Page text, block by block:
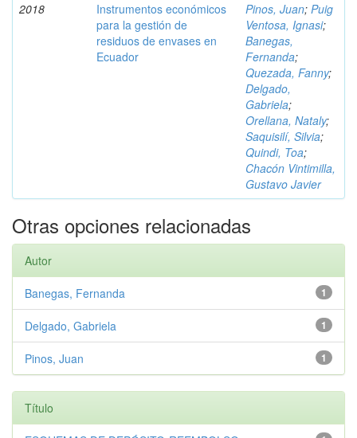
2018
Instrumentos económicos
para la gestión de
residuos de envases en
Ecuador
Pinos, Juan; Puig
Ventosa, Ignasi;
Banegas,
Fernanda;
Quezada, Fanny;
Delgado,
Gabriela;
Orellana, Nataly;
Saquisilí, Silvia;
Quindi, Toa;
Chacón Vintimilla,
Gustavo Javier
Otras opciones relacionadas
Autor
1
Banegas, Fernanda
1
Delgado, Gabriela
1
Pinos, Juan
Título